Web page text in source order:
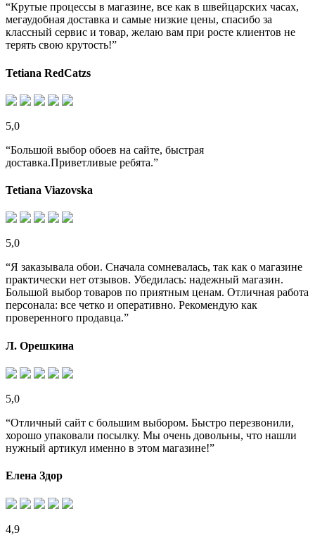
“Крутые процессы в магазине, все как в швейцарских часах,
мегаудобная доставка и самые низкие цены, спасибо за
классный сервис и товар, желаю вам при росте клиентов не
терять свою крутость!”
Tetiana RedCatzs
5,0
“Большой выбор обоев на сайте, быстрая
доставка.Приветливые ребята.”
Tetiana Viazovska
5,0
“Я заказывала обои. Сначала сомневалась, так как о магазине
практически нет отзывов. Убедилась: надежный магазин.
Большой выбор товаров по приятным ценам. Отличная работа
персонала: все четко и оперативно. Рекомендую как
проверенного продавца.”
Л. Орешкина
5,0
“Отличный сайт с большим выбором. Быстро перезвонили,
хорошо упаковали посылку. Мы очень довольны, что нашли
нужный артикул именно в этом магазине!”
Елена Здор
4,9